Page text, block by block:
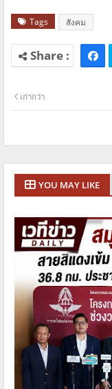
Tags สังคม
เก่ากว่า
YOU MAY LIKE